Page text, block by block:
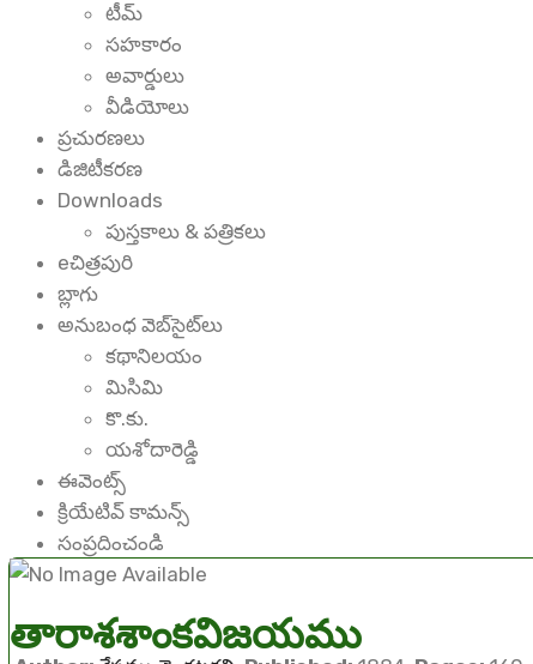
టీమ్
సహకారం
అవార్డులు
వీడియోలు
ప్రచురణలు
డిజిటీకరణ
Downloads
పుస్తకాలు & పత్రికలు
eచిత్రపురి
బ్లాగు
అనుబంధ వెబ్‌సైట్‌లు
కథానిలయం
మిసిమి
కొ.కు.
యశోదారెడ్డి
ఈవెంట్స్
క్రియేటివ్ కామన్స్
సంప్రదించండి
తారాశశాంకవిజయము